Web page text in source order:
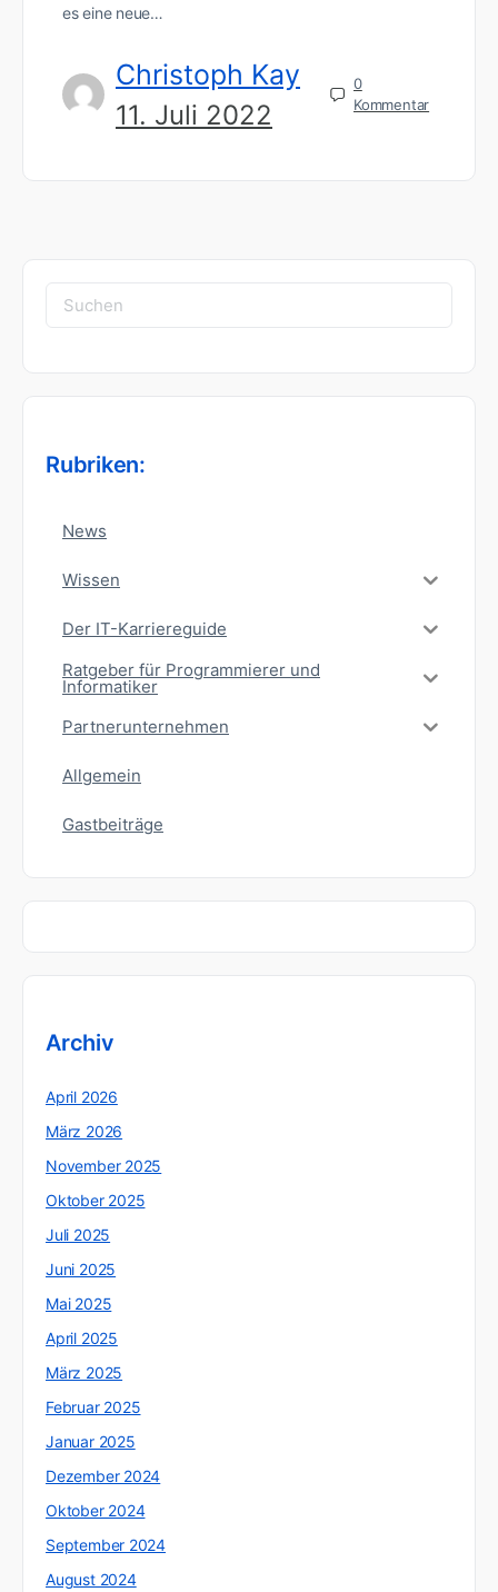
es eine neue…
Christoph Kay
11. Juli 2022
0
Kommentar
Suchen
nach:
Rubriken:
News
Wissen
Der IT-Karriereguide
Ratgeber für Programmierer und
Informatiker
Partnerunternehmen
Allgemein
Gastbeiträge
Archiv
April 2026
März 2026
November 2025
Oktober 2025
Juli 2025
Juni 2025
Mai 2025
April 2025
März 2025
Februar 2025
Januar 2025
Dezember 2024
Oktober 2024
September 2024
August 2024